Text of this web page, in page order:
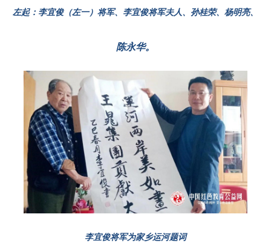
左起：李宜俊（左一）将军、李宜俊将军夫人、孙桂荣、杨明亮、
陈永华。
李宜俊将军为家乡运河题词